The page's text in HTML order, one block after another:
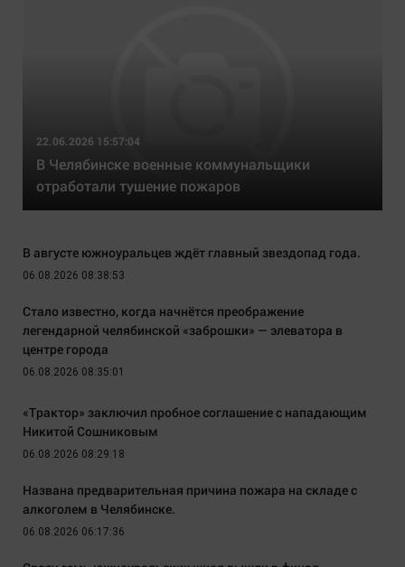
22.06.2026 15:57:04
В Челябинске военные коммунальщики
отработали тушение пожаров
В августе южноуральцев ждёт главный звездопад года.
06.08.2026 08:38:53
Стало известно, когда начнётся преображение
легендарной челябинской «заброшки» — элеватора в
центре города
06.08.2026 08:35:01
«Трактор» заключил пробное соглашение с нападающим
Никитой Сошниковым
06.08.2026 08:29:18
Названа предварительная причина пожара на складе с
алкоголем в Челябинске.
06.08.2026 06:17:36